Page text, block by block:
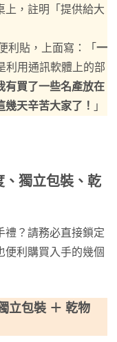
上，註明「提供給大
利貼，上面寫：「 一
利用通訊軟體上的部
有買了一些名產放在
天辛苦大家了！ 」
、獨立包裝、乾
禮？請務必直接鎖定
便利購買入手的幾個
立包裝 ＋ 乾物